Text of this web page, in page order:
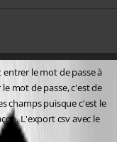
le mot de passe à
mot de passe, c'est de
champs puisque c'est le
L'export csv avec le